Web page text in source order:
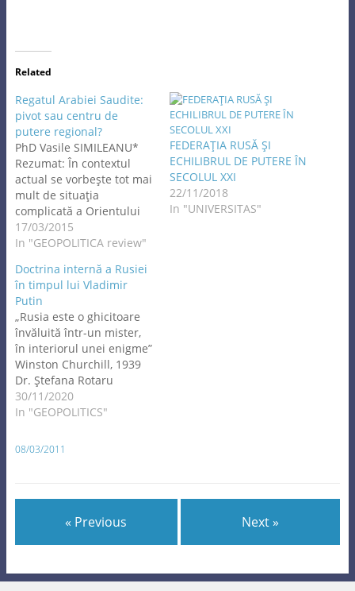
Related
Regatul Arabiei Saudite:
pivot sau centru de
putere regional?
PhD Vasile SIMILEANU*
Rezumat: În contextul
actual se vorbeşte tot mai
mult de situaţia
complicată a Orientului
Mijlociu. În acest sens,
Regatului Arabiei Saudite
în plan geopolitic şi
geostrategic. Din acest
punct de vedere,
prezentăm provocările
care există în Orientul
Mijlociu şi, în mod cu…
17/03/2015
In "GEOPOLITICA review"
FEDERAŢIA RUSĂ ŞI
ECHILIBRUL DE PUTERE ÎN
SECOLUL XXI
22/11/2018
In "UNIVERSITAS"
Doctrina internă a Rusiei
în timpul lui Vladimir
Putin
„Rusia este o ghicitoare
învăluită într-un mister,
în interiorul unei enigme”
Winston Churchill, 1939
Dr. Ştefana Rotaru
Abstract Since the end of
the Cold War and the
considered by Vladimir
between democracy and
30/11/2020
In "GEOPOLITICS"
08/03/2011
« Previous Next »